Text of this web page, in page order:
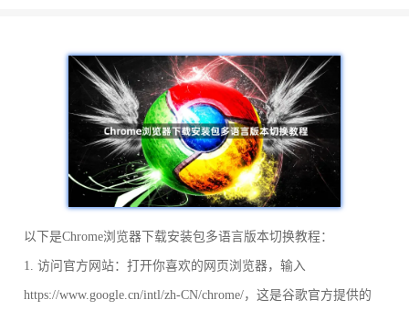
以下是Chrome浏览器下载安装包多语言版本切换教程：
1. 访问官方网站：打开你喜欢的网页浏览器，输入
https://www.google.cn/intl/zh-CN/chrome/，这是谷歌官方提供的